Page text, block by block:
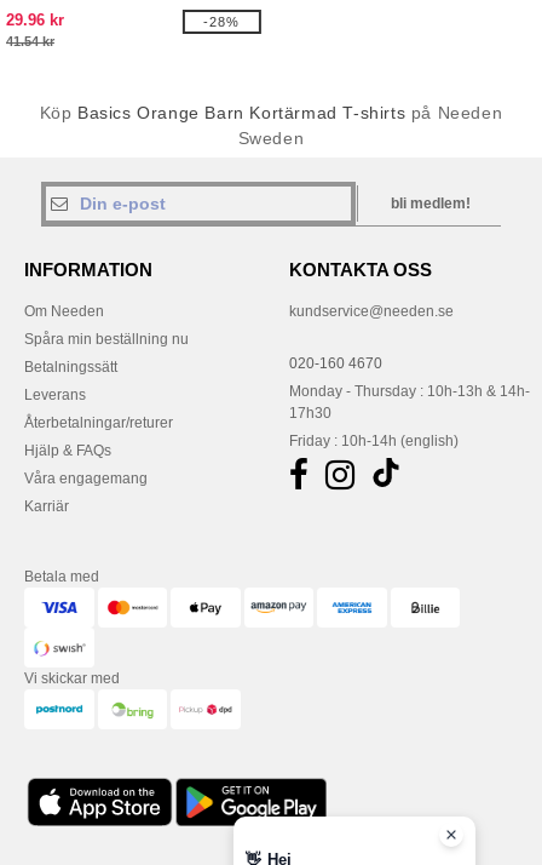
29.96 kr
41.54 kr
-28%
Köp Basics Orange Barn Kortärmad T-shirts på Needen
Sweden
bli medlem!
INFORMATION
Om Needen
Spåra min beställning nu
Betalningssätt
Leverans
Återbetalningar/returer
Hjälp & FAQs
Våra engagemang
Karriär
KONTAKTA OSS
kundservice@needen.se
020-160 4670
Monday - Thursday : 10h-13h & 14h-
17h30
Friday : 10h-14h (english)
Betala med
Vi skickar med
👋 Hej